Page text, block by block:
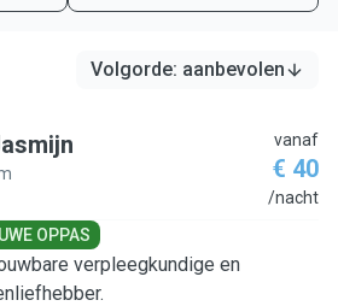
Volgorde: aanbevolen
vanaf
€ 40
/nacht
OPPAS
verpleegkundige en